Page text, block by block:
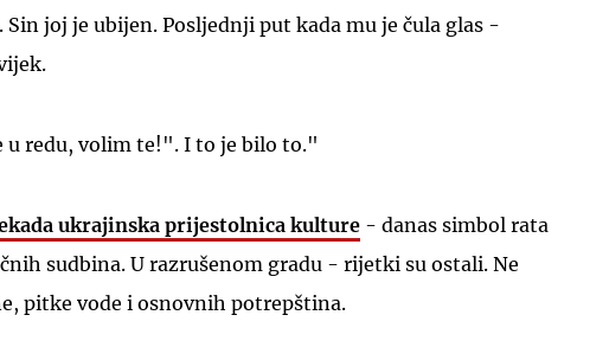
joj je ubijen. Posljednji put kada mu je čula glas -
u redu, volim te!". I to je bilo to."
ukrajinska prijestolnica kulture - danas simbol rata
sudbina. U razrušenom gradu - rijetki su ostali. Ne
pitke vode i osnovnih potrepština.